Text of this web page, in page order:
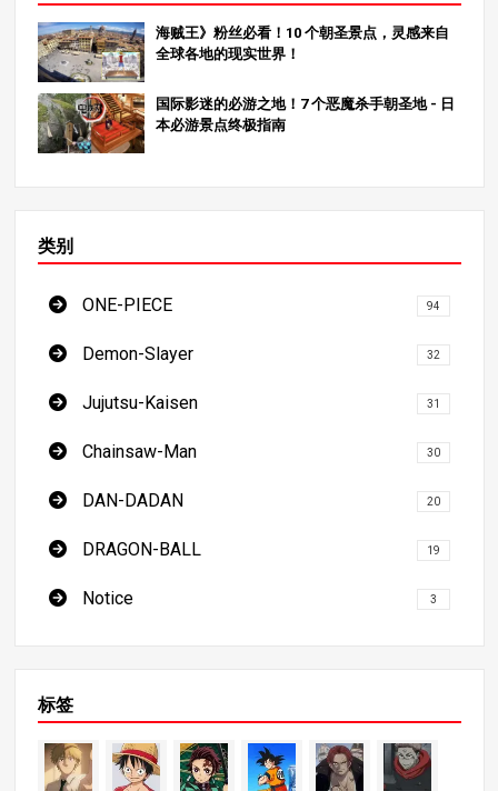
海贼王》粉丝必看！10 个朝圣景点，灵感来自
全球各地的现实世界！
国际影迷的必游之地！7 个恶魔杀手朝圣地 - 日
本必游景点终极指南
类别
ONE-PIECE 94
Demon-Slayer 32
Jujutsu-Kaisen 31
Chainsaw-Man 30
DAN-DADAN 20
DRAGON-BALL 19
Notice 3
标签